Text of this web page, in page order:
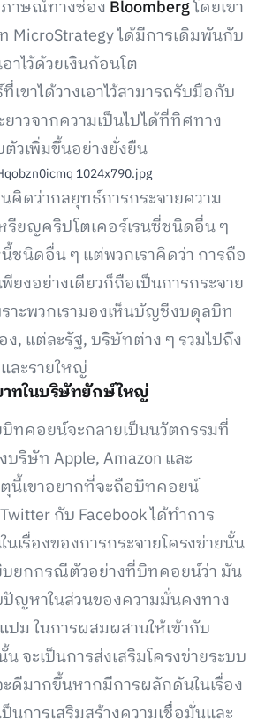
ภาษณ์ทางช่อง Bloombergโดยเขา
MicroStrategy ได้มีการเดิมพันกับ
ไว้ด้วยเงินก้อนโต
เขาได้วางเอาไว้สามารถรับมือกับ
ยาวจากความเป็นไปได้ที่ทิศทาง
วเพิ่มขึ้นอย่างยั่งยืน
นคิดว่ากลยุทธ์การกระจายความ
รียญคริปโตเคอร์เรนซี่ชนิดอื่น ๆ
ชนิดอื่น ๆ แต่พวกเราคิดว่า การถือ
งอย่างเดียวก็ถือเป็นการกระจาย
ราะพวกเรามองเห็นบัญชีงบดุลบิท
, แต่ละรัฐ, บริษัทต่าง ๆ รวมไปถึง
ละรายใหญ่
ทในบริษัทยักษ์ใหญ่
บิทคอยน์จะกลายเป็นนวัตกรรมที่
ริษัท Apple, Amazon และ
ตุนี้เขาอยากที่จะถือบิทคอยน์
กับ Facebook ได้ทำการ
เรื่องของการกระจายโครงข่ายนั้น
บยกกรณีตัวอย่างที่บิทคอยน์ว่า มัน
ญหาในส่วนของความมั่นคงทาง
ปม ในการผสมผสานให้เข้ากับ
จะเป็นการส่งเสริมโครงข่ายระบบ
ะดีมากขึ้นหากมีการผลักดันในเรื่อง
นการเสริมสร้างความเชื่อมั่นและ